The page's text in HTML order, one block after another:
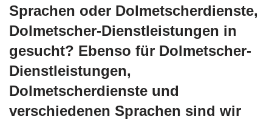
Sprachen oder Dolmetscherdienste,
Dolmetscher-Dienstleistungen in
gesucht? Ebenso für Dolmetscher-
Dienstleistungen,
Dolmetscherdienste und
verschiedenen Sprachen sind wir